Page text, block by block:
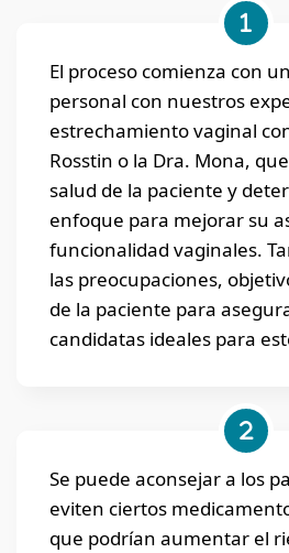
El proceso comienza con
personal con nuestros
estrechamiento vaginal
Rosstin o la Dra. Mona,
salud de la paciente y
enfoque para mejorar su
funcionalidad vaginales.
las preocupaciones,
de la paciente para
candidatas ideales para
Se puede aconsejar a los
eviten ciertos
que podrían aumentar el